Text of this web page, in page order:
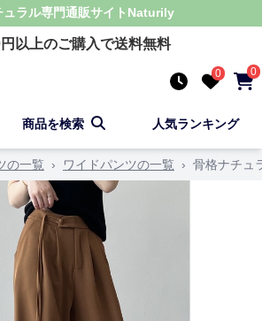
ュラル専門通販サイト Naturily
円以上のご購入で送料無料
0 0
商品を検索 人気ランキング
の一覧 › ワイドパンツの一覧 › 骨格ナチュ